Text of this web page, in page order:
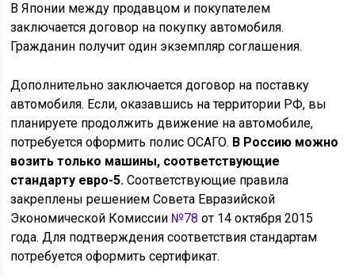
В Японии между продавцом и покупателем
заключается договор на покупку автомобиля.
Гражданин получит один экземпляр соглашения.
Дополнительно заключается договор на поставку
автомобиля. Если, оказавшись на территории РФ, вы
планируете продолжить движение на автомобиле,
потребуется оформить полис ОСАГО. В Россию можно
возить только машины, соответствующие
стандарту евро-5. Соответствующие правила
закреплены решением Совета Евразийской
Экономической Комиссии №78 от 14 октября 2015
года. Для подтверждения соответствия стандартам
потребуется оформить сертификат.